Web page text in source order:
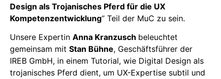
Design als Trojanisches Pferd für die UX
Kompetenzentwicklung“ Teil der MuC zu sein.
Unsere Expertin Anna Kranzusch beleuchtet
gemeinsam mit Stan Bühne, Geschäftsführer der
IREB GmbH, in einem Tutorial, wie Digital Design als
trojanisches Pferd dient, um UX-Expertise subtil und